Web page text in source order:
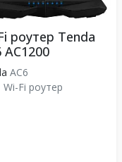
роутер Tenda
AC1200
АС6
Wi-Fi роутер